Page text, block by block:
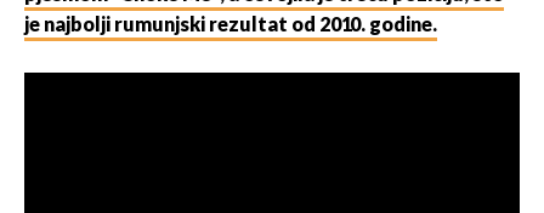
je najbolji rumunjski rezultat od 2010. godine.